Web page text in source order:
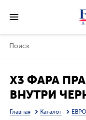
X3 ФАРА
ВНУТРИ
Главная Каталог